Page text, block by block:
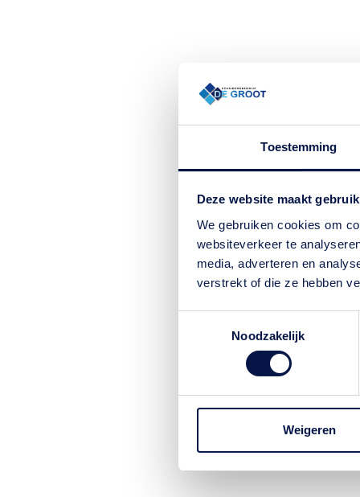
Toestemming
Deze website maakt
We gebruiken cookies om
websiteverkeer te
media, adverteren en
verstrekt of die ze hebben
Noodzakelijk
Weigeren